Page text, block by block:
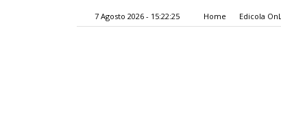
7 Agosto 2026 - 15:22:25 Home Edicola